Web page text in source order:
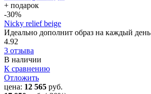
+ подарок
-30%
Nicky relief beige
Идеально дополнит образ на каждый день
4.92
3 отзыва
В наличии
К сравнению
Отложить
цена: 12 565 руб.